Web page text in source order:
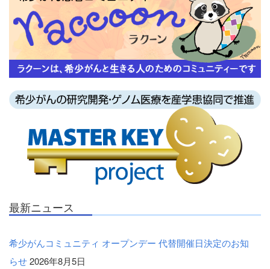
最新ニュース
希少がんコミュニティ オープンデー 代替開催日決定のお知
らせ2026年8月5日